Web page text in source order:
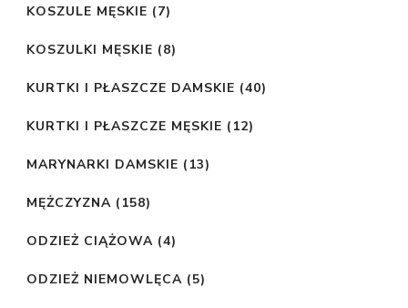
KOSZULE MĘSKIE (7)
KOSZULKI MĘSKIE (8)
KURTKI I PŁASZCZE DAMSKIE (40)
KURTKI I PŁASZCZE MĘSKIE (12)
MARYNARKI DAMSKIE (13)
MĘŻCZYZNA (158)
ODZIEŻ CIĄŻOWA (4)
ODZIEŻ NIEMOWLĘCA (5)